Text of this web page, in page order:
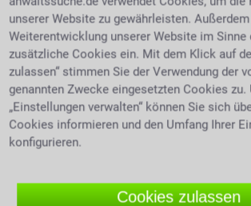
Yellow
Solidarität
Bürgerbüro gestellt
werden. Neben den
unbedingt
erforderlichen
Nachweisen die zur
Antragstellung
vorzulegen sind um den Mehrbedarf
wie z.B. ärztliche Atteste, sind noch
Vermögensnachweise oder
unserer Website zu gewährleisten.
Weiterentwicklung unserer Website im Sinne
zusätzliche Cookies ein. Mit dem Klick auf
zulassen“ stimmen Sie der Verwendung der
genannten Zwecke eingesetzten Cookies zu.
„Einstellungen verwalten“ können Sie sich
Cookies informieren und den Umfang Ihrer
konfigurieren.
Cookies zulassen